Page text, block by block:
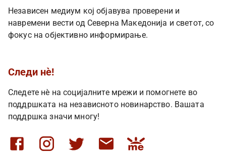
Независен медиум кој објавува проверени и
навремени вести од Северна Македонија и светот, со
фокус на објективно информирање.
Следи нè!
Следете нè на социјалните мрежи и помогнете во
поддршката на независното новинарство. Вашата
поддршка значи многу!